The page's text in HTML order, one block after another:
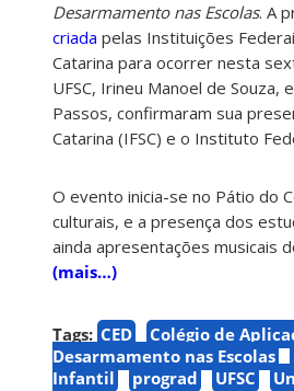
Desarmamento nas Escolas. A
criada pelas Instituições
Catarina para ocorrer nesta
UFSC, Irineu Manoel de Souza,
Passos, confirmaram sua
Catarina (IFSC) e o Instituto
O evento inicia-se no Pátio do
culturais, e a presença dos
ainda apresentações musicais
(mais…)
Tags: CED Colégio de
Desarmamento nas Escolas
Infantil
prograd UFSC